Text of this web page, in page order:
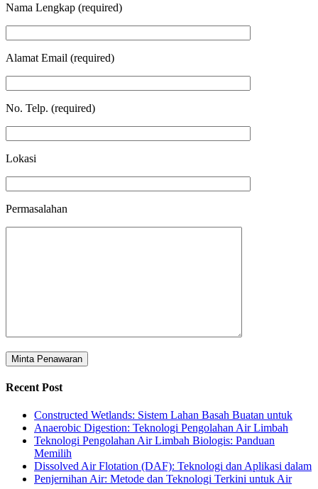
Nama Lengkap (required)
Alamat Email (required)
No. Telp. (required)
Lokasi
Permasalahan
Recent Post
Constructed Wetlands: Sistem Lahan Basah Buatan untuk
Anaerobic Digestion: Teknologi Pengolahan Air Limbah
Teknologi Pengolahan Air Limbah Biologis: Panduan
Memilih
Dissolved Air Flotation (DAF): Teknologi dan Aplikasi dalam
Penjernihan Air: Metode dan Teknologi Terkini untuk Air